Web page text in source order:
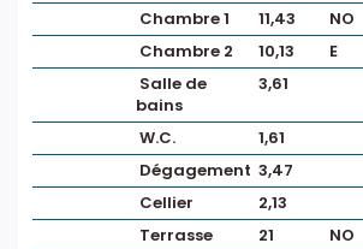
Chambre 1
11,43 NO
Chambre 2
10,13 E
Salle de
bains
3,61
W.C.
1,61
Dégagement 3,47
Cellier
2,13
Terrasse
21
NO